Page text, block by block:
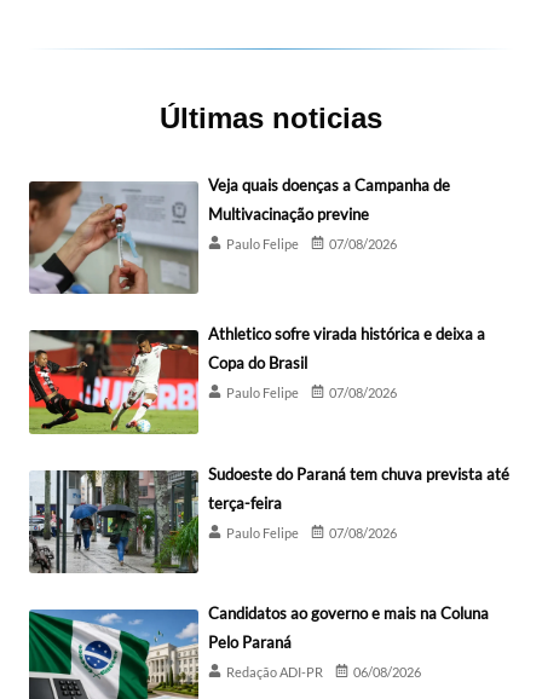
Últimas noticias
Veja quais doenças a Campanha de
Multivacinação previne
Paulo Felipe 07/08/2026
Athletico sofre virada histórica e deixa a
Copa do Brasil
Paulo Felipe 07/08/2026
Sudoeste do Paraná tem chuva prevista até
terça-feira
Paulo Felipe 07/08/2026
Candidatos ao governo e mais na Coluna
Pelo Paraná
Redação ADI-PR 06/08/2026